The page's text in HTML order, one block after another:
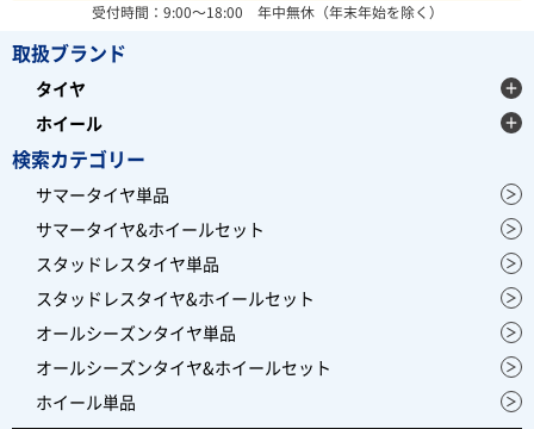
受付時間：9:00～18:00 年中無休（年末年始を除く）
取扱ブランド
タイヤ
ホイール
検索カテゴリー
サマータイヤ単品
サマータイヤ&ホイールセット
スタッドレスタイヤ単品
スタッドレスタイヤ&ホイールセット
オールシーズンタイヤ単品
オールシーズンタイヤ&ホイールセット
ホイール単品